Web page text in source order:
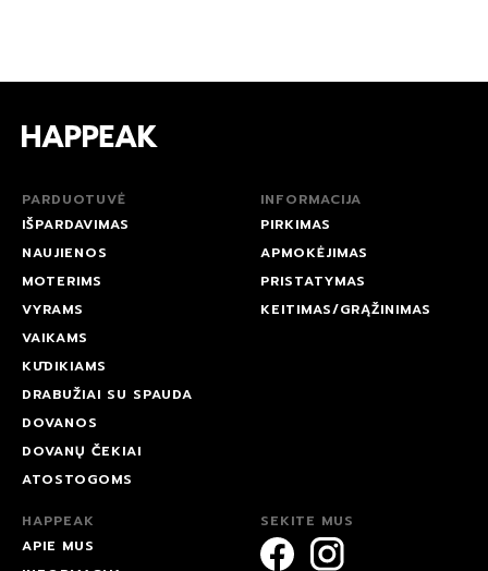
PARDUOTUVĖ
IŠPARDAVIMAS
NAUJIENOS
MOTERIMS
VYRAMS
VAIKAMS
KŪDIKIAMS
DRABUŽIAI SU SPAUDA
DOVANOS
DOVANŲ ČEKIAI
ATOSTOGOMS
INFORMACIJA
PIRKIMAS
APMOKĖJIMAS
PRISTATYMAS
KEITIMAS/GRĄŽINIMAS
HAPPEAK
APIE MUS
SEKITE MUS